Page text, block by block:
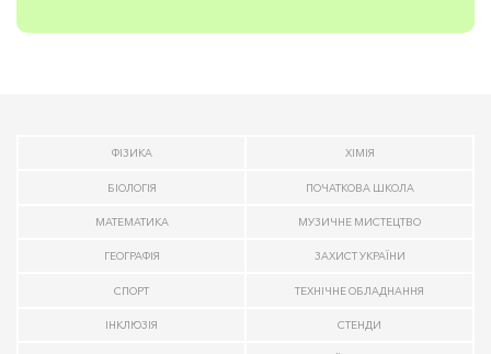
ФІЗИКА ХІМІЯ
БІОЛОГІЯ ПОЧАТКОВА ШКОЛА
МАТЕМАТИКА МУЗИЧНЕ МИСТЕЦТВО
ГЕОГРАФІЯ ЗАХИСТ УКРАЇНИ
СПОРТ ТЕХНІЧНЕ ОБЛАДНАННЯ
ІНКЛЮЗІЯ СТЕНДИ